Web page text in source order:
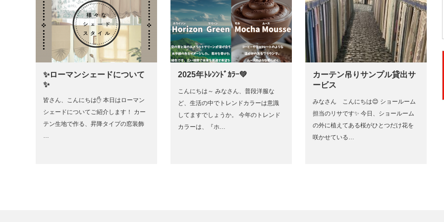
✨ローマンシェードについて
✨
皆さん、こんにちは✋ 本日はローマン
シェードについてご紹介します！ カー
テン生地で作る、昇降タイプの窓装飾
…
2025年ﾄﾚﾝﾝﾄﾞｶﾗｰ💚
こんにちは～ みなさん、普段洋服な
ど、生活の中でトレンドカラーは意識
してますでしょうか。 今年のトレンド
カラーは、『ホ…
カーテン吊りサンプル貸出サ
ービス
みなさん こんにちは😊 ショールーム
担当のリサです✨ 今日、ショールーム
の外に植えてある桜がひとつだけ花を
咲かせている…